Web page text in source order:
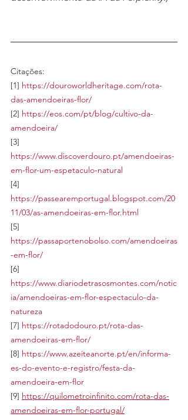
Citações:
[1] https://douroworldheritage.com/rota-
das-amendoeiras-flor/
[2] https://eos.com/pt/blog/cultivo-da-
amendoeira/
[3]
https://www.discoverdouro.pt/amendoeiras-
em-flor-um-espetaculo-natural
[4]
https://passearemportugal.blogspot.com/20
11/03/as-amendoeiras-em-flor.html
[5]
https://passaportenobolso.com/amendoeiras
-em-flor/
[6]
https://www.diariodetrasosmontes.com/notic
ia/amendoeiras-em-flor-espectaculo-da-
natureza
[7] https://rotadodouro.pt/rota-das-
amendoeiras-em-flor/
[8] https://www.azeiteanorte.pt/en/informa-
es-do-evento-e-registro/festa-da-
amendoeira-em-flor
[9] https://quilometroinfinito.com/rota-das-
amendoeiras-em-flor-portugal/